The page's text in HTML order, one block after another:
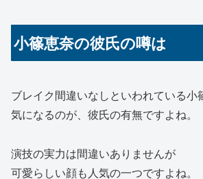
小篠恵奈の彼氏の噂は
ブレイク間違いなしといわれている小
気になるのが、彼氏の有無ですよね。
演技の実力は間違いありませんが
可愛らしい顔も人気の一つですよね。